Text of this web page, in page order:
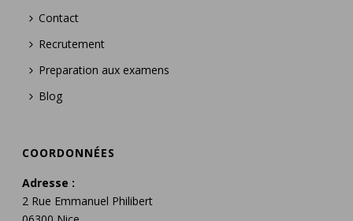
Contact
Recrutement
Preparation aux examens
Blog
COORDONNÉES
Adresse :
2 Rue Emmanuel Philibert